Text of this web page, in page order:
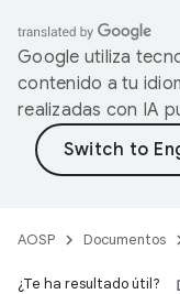
Google utiliza
contenido a tu
realizadas con IA
AOSP Documentos
¿Te ha resultado útil?